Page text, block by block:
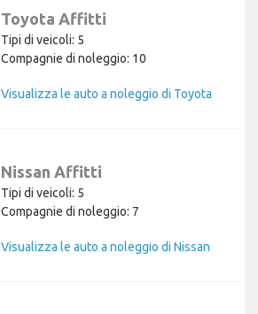
Toyota Affitti
Tipi di veicoli: 5
Compagnie di noleggio: 10
Visualizza le auto a noleggio di Toyota
Nissan Affitti
Tipi di veicoli: 5
Compagnie di noleggio: 7
Visualizza le auto a noleggio di Nissan